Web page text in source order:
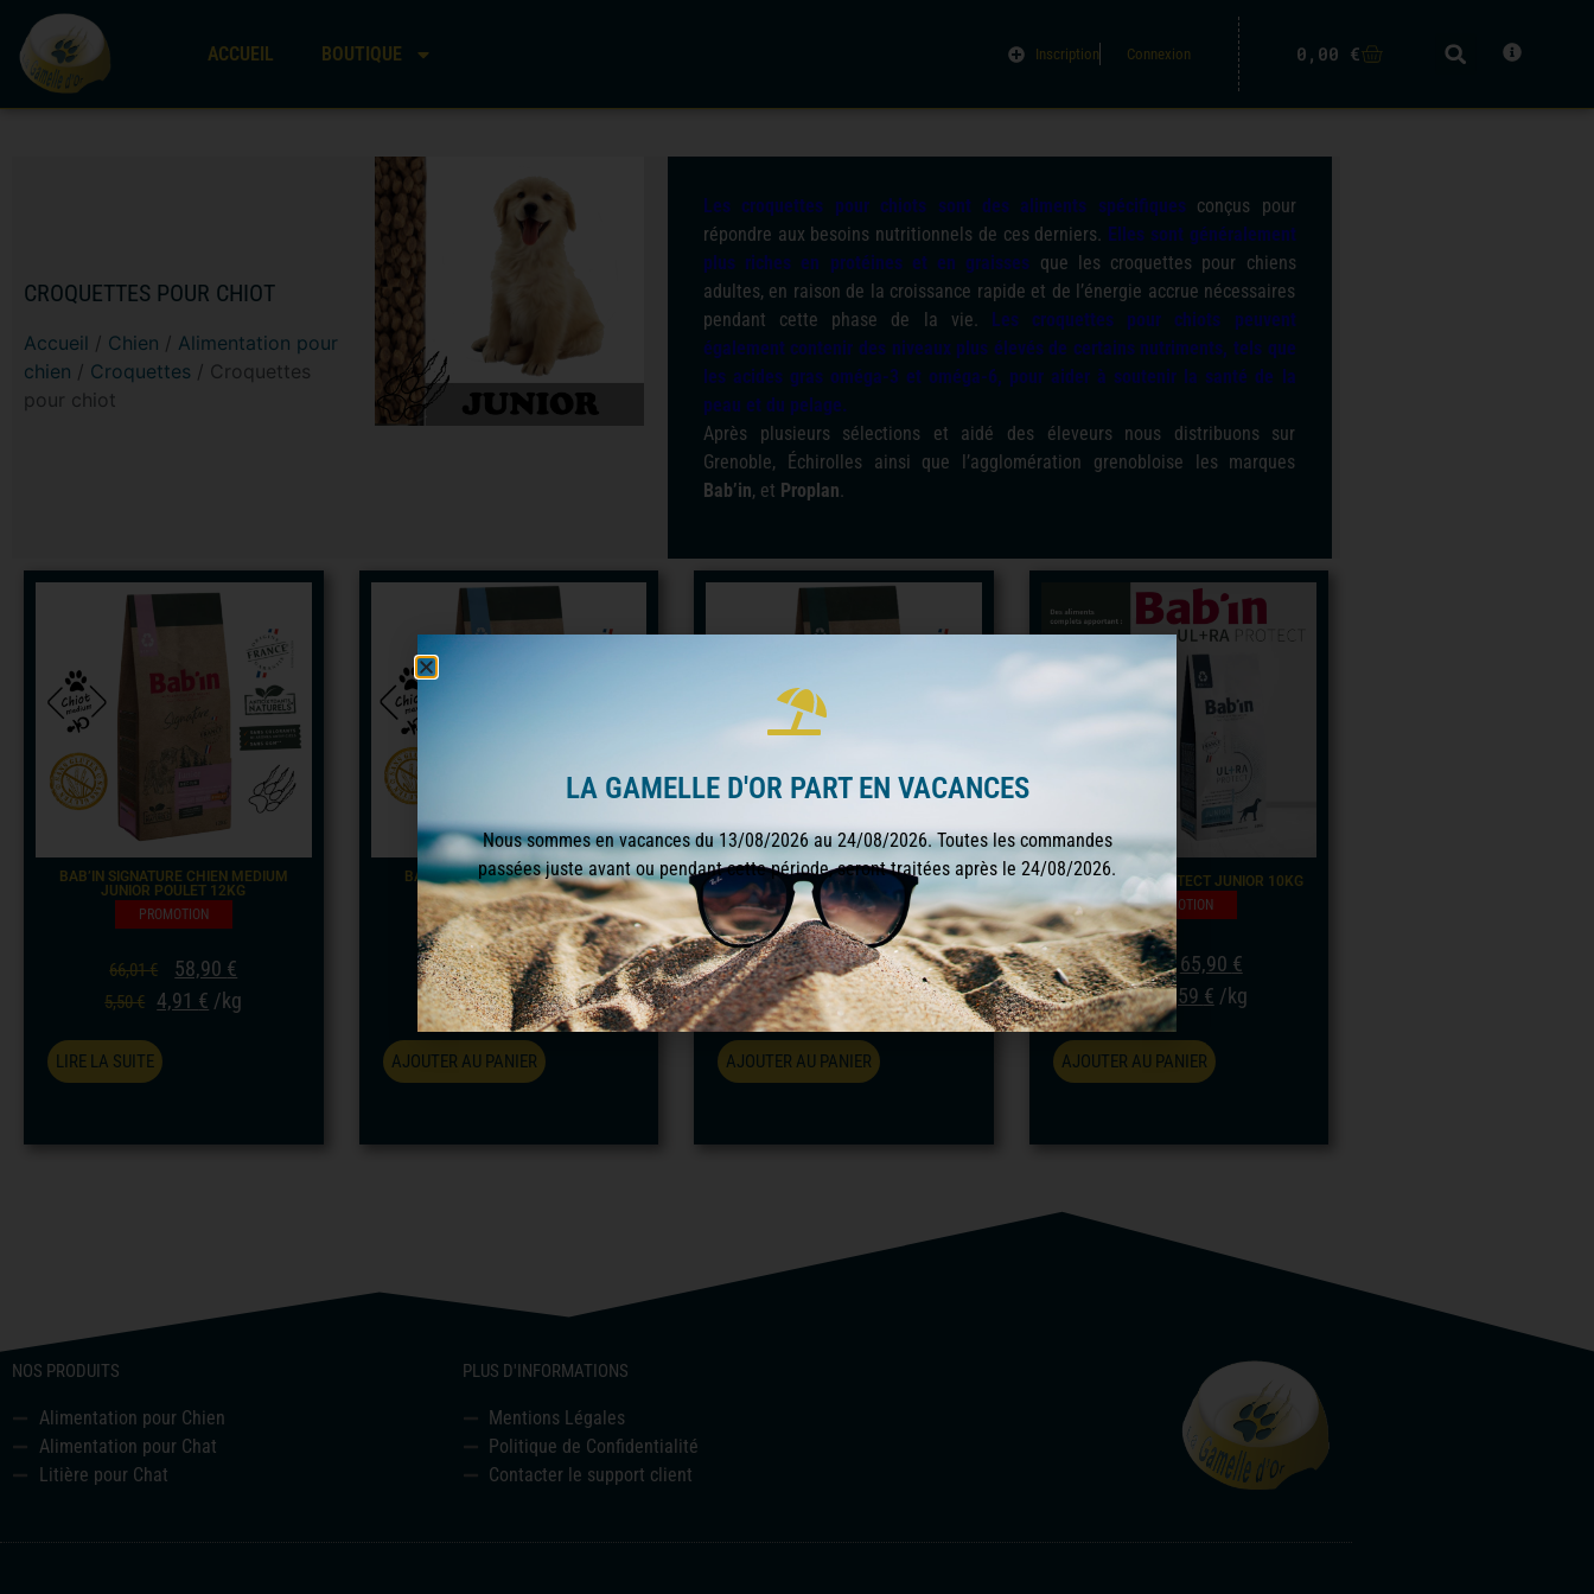
ACCUEIL BOUTIQUE Inscription Connexion 0,00 €
CROQUETTES POUR CHIOT
Accueil / Chien / Alimentation pour
chien / Croquettes / Croquettes
pour chiot
Les croquettes pour chiots sont des aliments spécifiquesconçus pour
répondre aux besoins nutritionnels de ces derniers. Elles sont généralement
plus riches en protéines et en graisses que les croquettes pour chiens
adultes, en raison de la croissance rapide et de l’énergie accrue nécessaires
pendant cette phase de la vie.
Les croquettes pour chiots peuvent
également contenir des niveaux plus élevés de certains nutriments, tels que
les acides gras oméga-3 et oméga-6, pour aider à soutenir la santé de la
peau et du pelage.
Après plusieurs sélections et aidé des éleveurs nous distribuons sur
Grenoble, Échirolles ainsi que l’agglomération grenobloise les marques
Bab’in, et Proplan.
BAB’IN SIGNATURE CHIEN MEDIUM
JUNIOR POULET 12KG
PROMOTION
66,01€ 58,90 €
5,50€ 4,91 € /kg
LIRE LA SUITE
BAB’IN SIGNATURE CHIEN MAXI
JUNIOR POULET 12KG
PROMOTION
66,01€ 58,90€
5,50€ 4,91€/kg
AJOUTER AU PANIER
BAB’IN SIGNATURE CHIEN RACE
GEANTE JUNIOR POULET 12KG
PROMOTION
66,01€ 58,90€
5,50€ 4,91€/kg
AJOUTER AU PANIER
BAB’IN ULTRA PROTECT JUNIOR 10KG
PROMOTION
79,36€ 65,90 €
7,94€ 6,59 € /kg
AJOUTER AU PANIER
NOS PRODUITS
Alimentation pour Chien
Alimentation pour Chat
Litière pour Chat
PLUS D'INFORMATIONS
Mentions Légales
Politique de Confidentialité
Contacter le support client
LA GAMELLE D'OR PART EN VACANCES
Nous sommes en vacances du 13/08/2026 au 24/08/2026. Toutes les commandes
passées juste avant ou pendant cette période, seront traitées après le 24/08/2026.